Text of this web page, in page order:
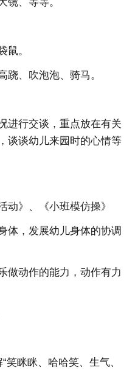
鼠。
跷、吹泡泡、骑马。
进行交谈，重点放在有关
谈谈幼儿来园时的心情等
动》、《小班模仿操》
体，发展幼儿身体的协调
做动作的能力，动作有力
笑眯眯、哈哈笑、生气、